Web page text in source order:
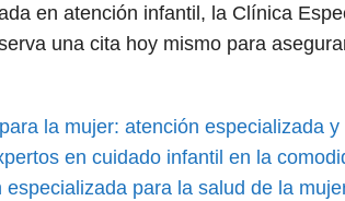
en atención infantil, la Clínica
una cita hoy mismo para
la mujer: atención especializada
en cuidado infantil en la
para la salud de la